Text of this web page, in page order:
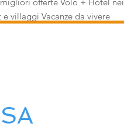
e villaggi Vacanze da vivere